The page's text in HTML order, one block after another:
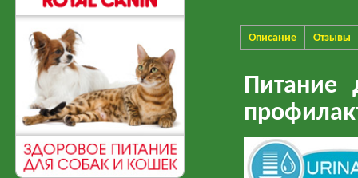
Описание Отзывы
Питание